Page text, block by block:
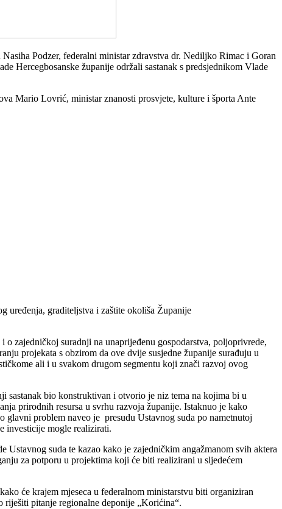
Podzer, federalni ministar zdravstva dr. Nediljko Rimac i Goran
Hercegbosanske županije održali sastanak s predsjednikom Vlade
Mario Lovrić, ministar znanosti prosvjete, kulture i športa Ante
uređenja, graditeljstva i zaštite okoliša Županije
zajedničkoj suradnji na unaprijeđenu gospodarstva, poljoprivrede,
projekata s obzirom da ove dvije susjedne županije surađuju u
ali i u svakom drugom segmentu koji znači razvoj ovog
sastanak bio konstruktivan i otvorio je niz tema na kojima bi u
prirodnih resursa u svrhu razvoja županije. Istaknuo je kako
glavni problem naveo je presudu Ustavnog suda po nametnutoj
investicije mogle realizirati.
suda te kazao kako je zajedničkim angažmanom svih aktera
za potporu u projektima koji će biti realizirani u sljedećem
će krajem mjeseca u federalnom ministarstvu biti organiziran
riješiti pitanje regionalne deponije „Korićina“.